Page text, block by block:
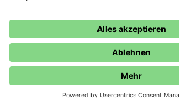
mbw Medienberatung der Wirtschaft GmbH
80333 München
+49 89 551 78-324